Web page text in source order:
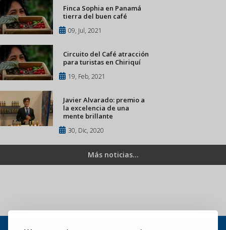
Finca Sophia en Panamá
tierra del buen café
09, Jul, 2021
Circuito del Café atracción
para turistas en Chiriquí
19, Feb, 2021
Javier Alvarado: premio a
la excelencia de una
mente brillante
30, Dic, 2020
Más noticias...